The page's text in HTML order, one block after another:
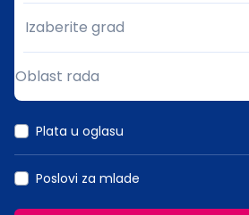
Grad
Izaberite grad
Oblast rada
Plata u oglasu
Poslovi za mlade